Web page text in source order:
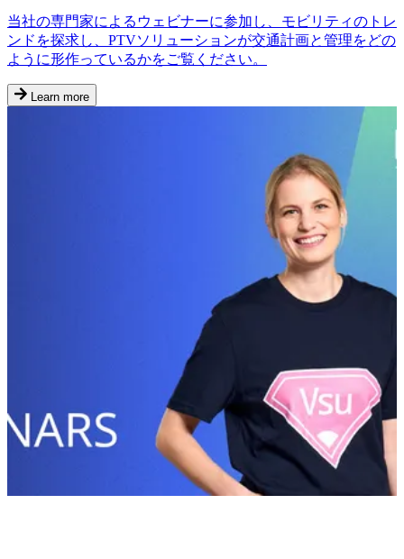
当社の専門家によるウェビナーに参加し、モビリティのトレ
ンドを探求し、PTVソリューションが交通計画と管理をどの
ように形作っているかをご覧ください。
Learn more